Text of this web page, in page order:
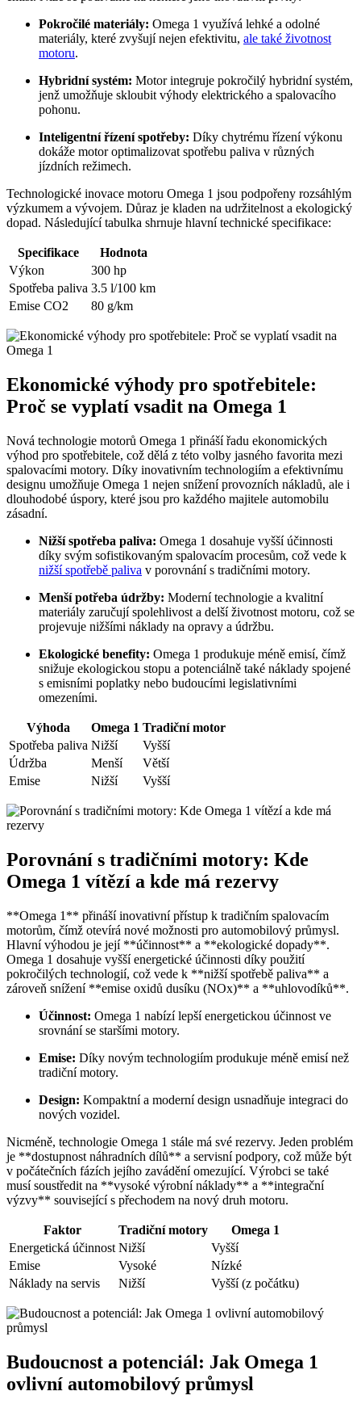
Pokročilé materiály: Omega 1 využívá lehké a odolné
materiály, které zvyšují nejen efektivitu, ale také životnost
motoru.
Hybridní systém: Motor integruje pokročilý hybridní systém,
jenž umožňuje skloubit výhody elektrického a spalovacího
pohonu.
Inteligentní řízení spotřeby: Díky chytrému řízení výkonu
dokáže motor optimalizovat spotřebu paliva v různých
jízdních režimech.
Technologické inovace motoru Omega 1 jsou podpořeny rozsáhlým
výzkumem a vývojem. Důraz je kladen na udržitelnost a ekologický
dopad. Následující tabulka shrnuje hlavní technické specifikace:
Specifikace
Hodnota
Výkon
300 hp
Spotřeba paliva 3.5 l/100 km
Emise CO2
80 g/km
Ekonomické výhody pro spotřebitele:
Proč se vyplatí vsadit na Omega 1
Nová technologie motorů Omega 1 přináší řadu ekonomických
výhod pro spotřebitele, což dělá z této volby jasného favorita mezi
spalovacími motory. Díky inovativním technologiím a efektivnímu
designu umožňuje Omega 1 nejen snížení provozních nákladů, ale i
dlouhodobé úspory, které jsou pro každého majitele automobilu
zásadní.
Nižší spotřeba paliva: Omega 1 dosahuje vyšší účinnosti
díky svým sofistikovaným spalovacím procesům, což vede k
nižší spotřebě paliva v porovnání s tradičními motory.
Menší potřeba údržby: Moderní technologie a kvalitní
materiály zaručují spolehlivost a delší životnost motoru, což se
projevuje nižšími náklady na opravy a údržbu.
Ekologické benefity: Omega 1 produkuje méně emisí, čímž
snižuje ekologickou stopu a potenciálně také náklady spojené
s emisními poplatky nebo budoucími legislativními
omezeními.
Výhoda Omega 1 Tradiční motor
Spotřeba paliva Nižší
Vyšší
Údržba
Menší
Větší
Emise
Nižší Vyšší
Porovnání s tradičními motory: Kde
Omega 1 vítězí a kde má rezervy
**Omega 1** přináší inovativní přístup k tradičním spalovacím
motorům, čímž otevírá nové možnosti pro automobilový průmysl.
Hlavní výhodou je její **účinnost** a **ekologické dopady**.
Omega 1 dosahuje vyšší energetické účinnosti díky použití
pokročilých technologií, což vede k **nižší spotřebě paliva** a
zároveň snížení **emise oxidů dusíku (NOx)** a **uhlovodíků**.
Účinnost: Omega 1 nabízí lepší energetickou účinnost ve
srovnání se staršími motory.
Emise: Díky novým technologiím produkuje méně emisí než
tradiční motory.
Design: Kompaktní a moderní design usnadňuje integraci do
nových vozidel.
Nicméně, technologie Omega 1 stále má své rezervy. Jeden problém
je **dostupnost náhradních dílů** a servisní podpory, což může být
v počátečních fázích jejího zavádění omezující. Výrobci se také
musí soustředit na **vysoké výrobní náklady** a **integrační
výzvy** související s přechodem na nový druh motoru.
Faktor Tradiční motory
Omega 1
Energetická účinnost Nižší
Vyšší
Emise
Vysoké
Nízké
Náklady na servis
Nižší Vyšší (z počátku)
Budoucnost a potenciál: Jak Omega 1
ovlivní automobilový průmysl